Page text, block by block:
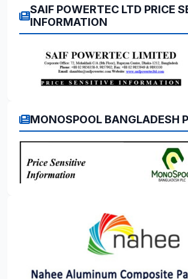
SAIF POWERTEC LTD PRICE
INFORMATION
MONOSPOOL BANGLADESH